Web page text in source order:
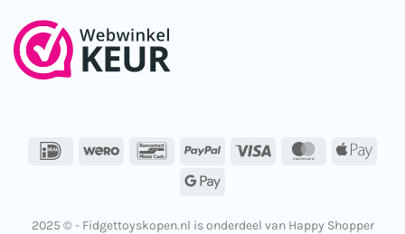
IDeal Wero BancontactPayPal Visa MasterCardApple
Google
2025 © - Fidgettoyskopen.nl is onderdeel van Happy Shopper